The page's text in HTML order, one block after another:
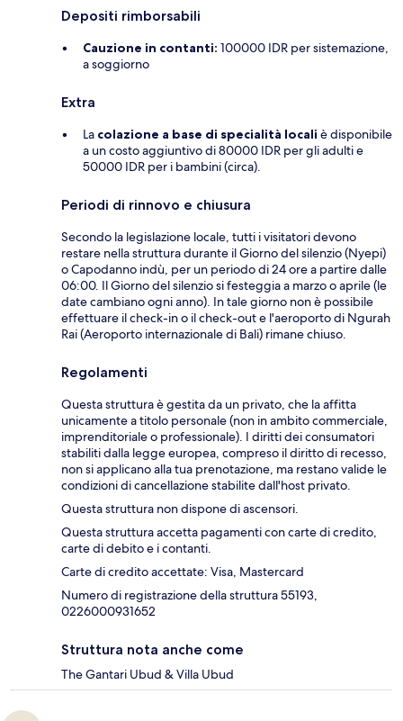
Depositi rimborsabili
Cauzione in contanti: 100000 IDR per sistemazione,
a soggiorno
Extra
La colazione a base di specialità locali è disponibile
a un costo aggiuntivo di 80000 IDR per gli adulti e
50000 IDR per i bambini (circa).
Periodi di rinnovo e chiusura
Secondo la legislazione locale, tutti i visitatori devono
restare nella struttura durante il Giorno del silenzio (Nyepi)
o Capodanno indù, per un periodo di 24 ore a partire dalle
06:00. Il Giorno del silenzio si festeggia a marzo o aprile (le
date cambiano ogni anno). In tale giorno non è possibile
effettuare il check-in o il check-out e l'aeroporto di Ngurah
Rai (Aeroporto internazionale di Bali) rimane chiuso.
Regolamenti
Questa struttura è gestita da un privato, che la affitta
unicamente a titolo personale (non in ambito commerciale,
imprenditoriale o professionale). I diritti dei consumatori
stabiliti dalla legge europea, compreso il diritto di recesso,
non si applicano alla tua prenotazione, ma restano valide le
condizioni di cancellazione stabilite dall'host privato.
Questa struttura non dispone di ascensori.
Questa struttura accetta pagamenti con carte di credito,
carte di debito e i contanti.
Carte di credito accettate: Visa, Mastercard
Numero di registrazione della struttura 55193,
0226000931652
Struttura nota anche come
The Gantari Ubud & Villa Ubud